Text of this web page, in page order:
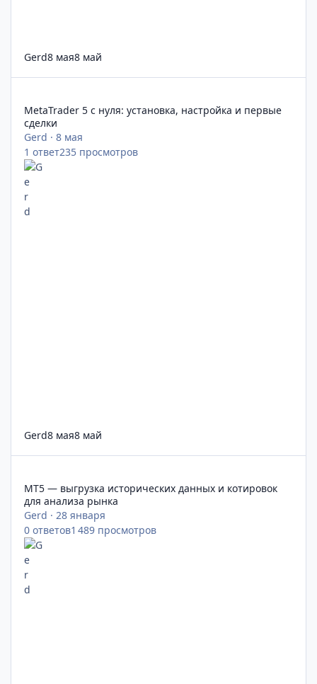
Gerd8 мая8 май
MetaTrader 5 с нуля: установка, настройка и первые
сделки
Gerd ·8 мая
1 ответ235 просмотров
Gerd8 мая8 май
MT5 — выгрузка исторических данных и котировок
для анализа рынка
Gerd · 28 января
0 ответов1 489 просмотров